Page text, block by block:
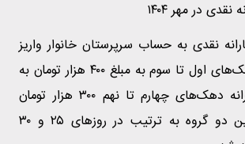
در مهر ۱۴۰۴
نقدی به حساب سرپرستان خانوار واریز
می‌شود. یارانه دهک‌های اول تا سوم به مبلغ ۴۰۰ هزار تومان به
ازای هر نفر و یارانه دهک‌های چهارم تا نهم ۳۰۰ هزار تومان
است که یارانه این دو گروه به ترتیب در روزهای ۲۵ و ۳۰